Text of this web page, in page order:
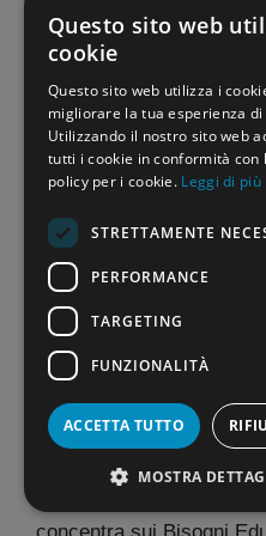
La situazioneBES e
articolata. Da qui la
distinguo tra alunni con
alunni con
Disturbi
(DSA).
Direttiva Ministeriale
Questo sito web
cookie
Questo sito web utilizza i
migliorare la tua esperienza
Utilizzando il nostro sito web
tutti i cookie in conformità con
policy per i cookie. Leggi di più
STRETTAMENTE
PERFORMANCE
TARGETING
FUNZIONALITÀ
ACCETTA TUTTO
MOSTRA